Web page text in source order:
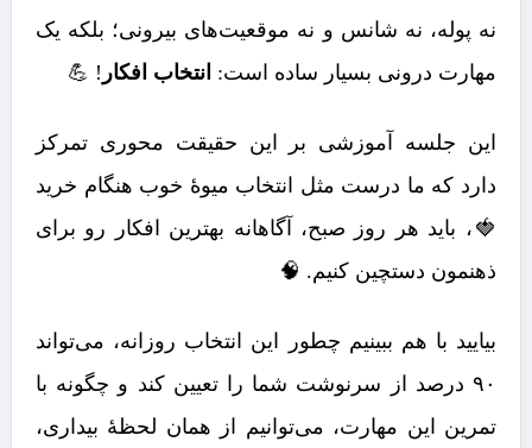
نه پوله، نه شانس و نه موقعیت‌های بیرونی؛ بلکه یک
مهارت درونی بسیار ساده است: انتخاب افکار ! 💪
این جلسه آموزشی بر این حقیقت محوری تمرکز
دارد که ما درست مثل انتخاب میوۀ خوب هنگام خرید
🍓، باید هر روز صبح، آگاهانه بهترین افکار رو برای
ذهنمون دستچین کنیم. 🧠
بیایید با هم ببینیم چطور این انتخاب روزانه، می‌تواند
۹۰ درصد از سرنوشت شما را تعیین کند و چگونه با
تمرین این مهارت، می‌توانیم از همان لحظۀ بیداری،